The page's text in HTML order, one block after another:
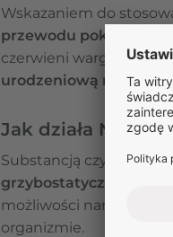
Wskazaniem do
przewodu
czerwieni wargowej) i
urodzeniową masą
Jak działa
Substancją czynną
grzybostatyczne lub
możliwości
organizmie.